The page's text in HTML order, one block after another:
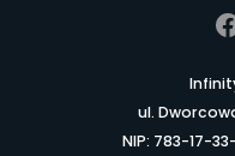
ul.
NIP: 783-17-